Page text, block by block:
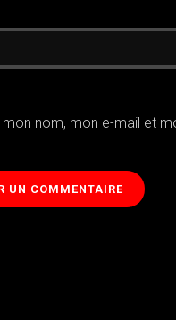
mon nom, mon e-mail et